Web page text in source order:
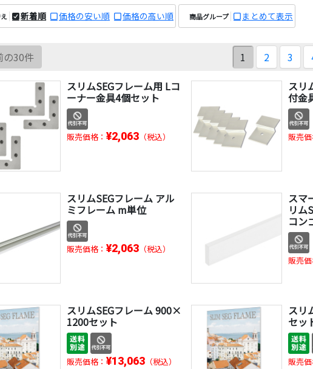
新着順 価格の安い順 価格の高い順 商品グループ まとめて表示
の30件 1 2 3
スリムSEGフレーム用 Lコ
ーナー金具4個セット
販売価格： ¥2,063 （税込）
スリ
付金
販売
スリムSEGフレーム アル
ミフレーム m単位
販売価格： ¥2,063 （税込）
スマ
リム
コン
販売
スリムSEGフレーム 900×
1200セット
販売価格： ¥13,063 （税込）
スリ
セッ
販売